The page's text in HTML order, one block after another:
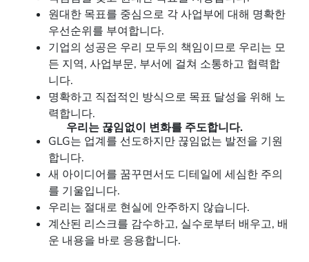
원대한 목표를 중심으로 각 사업부에 대해 명확한
우선순위를 부여합니다.
기업의 성공은 우리 모두의 책임이므로 우리는 모
든 지역, 사업부문, 부서에 걸쳐 소통하고 협력합
니다.
명확하고 직접적인 방식으로 목표 달성을 위해 노
력합니다.
우리는 끊임없이 변화를 주도합니다.
GLG는 업계를 선도하지만 끊임없는 발전을 기원
합니다.
새 아이디어를 꿈꾸면서도 디테일에 세심한 주의
를 기울입니다.
우리는 절대로 현실에 안주하지 않습니다.
계산된 리스크를 감수하고, 실수로부터 배우고, 배
운 내용을 바로 응용합니다.